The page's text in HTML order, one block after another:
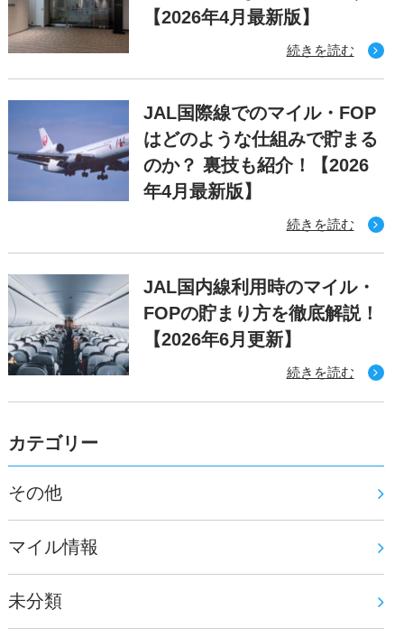
【2026年4月最新版】
続きを読む
JAL国際線でのマイル・FOP
はどのような仕組みで貯まる
のか？ 裏技も紹介！【2026
年4月最新版】
続きを読む
JAL国内線利用時のマイル・
FOPの貯まり方を徹底解説！
【2026年6月更新】
続きを読む
カテゴリー
その他
マイル情報
未分類